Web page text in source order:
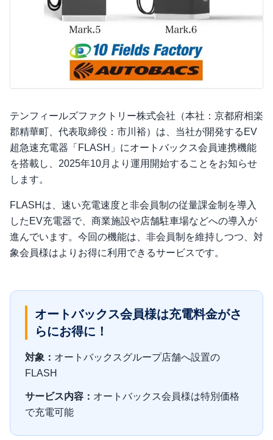
テンフィールズファクトリー株式会社（本社：京都府相楽
郡精華町、代表取締役：市川裕）は、当社が開発するEV
超急速充電器「FLASH」にオートバックス会員連携機能
を搭載し、2025年10月より運用開始することをお知らせ
します。
FLASHは、速い充電速度と非会員制の従量課金制を導入
したEV充電器で、商業施設や店舗駐車場などへの導入が
進んでいます。今回の機能は、非会員制を維持しつつ、対
象会員様はよりお得に利用できるサービスです。
オートバックス会員様は充電料金がさ
らにお得に！
対象： オートバックスグループ店舗へ設置の
FLASH
サービス内容： オートバックス会員様は特別価格
で充電可能